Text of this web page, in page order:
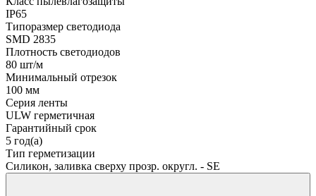
IP65
Типоразмер светодиода
SMD 2835
Плотность светодиодов
80 шт/м
Минимальный отрезок
100 мм
Серия ленты
ULW герметичная
Гарантийный срок
5 год(а)
Тип герметизации
Силикон, заливка сверху прозр. округл. - SE